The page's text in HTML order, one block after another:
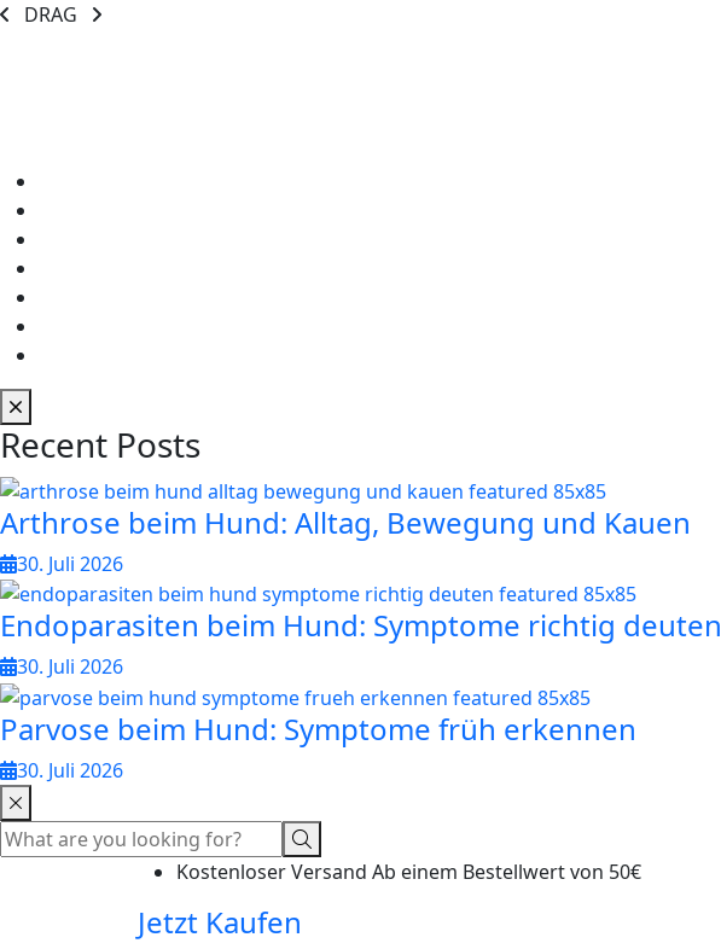
DRAG
Recent Posts
Arthrose beim Hund: Alltag, Bewegung und Kauen
30. Juli 2026
Endoparasiten beim Hund: Symptome richtig deuten
30. Juli 2026
Parvose beim Hund: Symptome früh erkennen
30. Juli 2026
Kostenloser Versand Ab einem Bestellwert von 50€
Jetzt Kaufen